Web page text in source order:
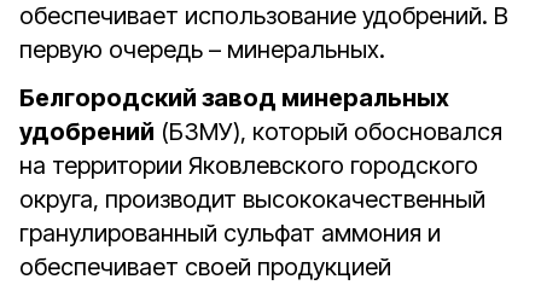
обеспечивает использование удобрений. В
первую очередь – минеральных.
Белгородский завод минеральных
удобрений (БЗМУ), который обосновался
на территории Яковлевского городского
округа, производит высококачественный
гранулированный сульфат аммония и
обеспечивает своей продукцией